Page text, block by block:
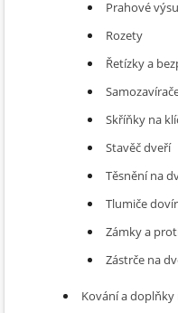
Prahové
Rozety
Řetízky a
Skříňky na
Stavěč dveří
Těsnění na
Tlumiče
Zámky a
Zástrče na
Kování a